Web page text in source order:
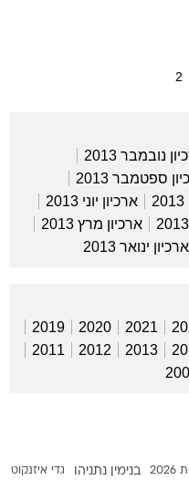
2
נובמבר 2013
ספטמבר 2013
ארכיון יוני 2013
ארכיון מרץ 2013
ארכיון ינואר 2013
2021
2020
2019
2013
2012
2011
בנימין נתניהו גדי איזנקוט